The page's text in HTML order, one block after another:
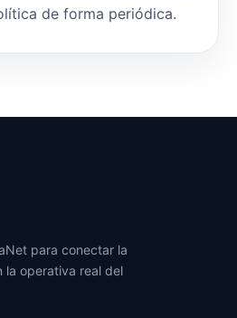
de forma periódica.
para conectar la
la operativa real del